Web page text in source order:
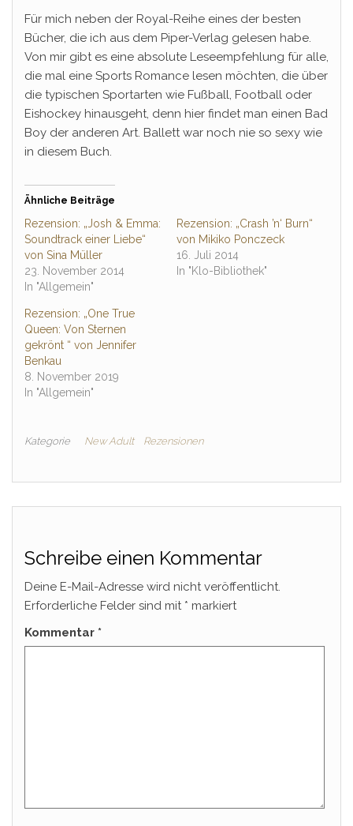
Für mich neben der Royal-Reihe eines der besten
Bücher, die ich aus dem Piper-Verlag gelesen habe.
Von mir gibt es eine absolute Leseempfehlung für alle,
die mal eine Sports Romance lesen möchten, die über
die typischen Sportarten wie Fußball, Football oder
Eishockey hinausgeht, denn hier findet man einen Bad
Boy der anderen Art. Ballett war noch nie so sexy wie
in diesem Buch.
Ähnliche Beiträge
Rezension: „Josh & Emma:
Soundtrack einer Liebe“
von Sina Müller
23. November 2014
In "Allgemein"
Rezension: „Crash ’n‘ Burn“
von Mikiko Ponczeck
16. Juli 2014
In "Klo-Bibliothek"
Rezension: „One True
Queen: Von Sternen
gekrönt “ von Jennifer
Benkau
8. November 2019
In "Allgemein"
Kategorie New Adult Rezensionen
Schreibe einen Kommentar
Deine E-Mail-Adresse wird nicht veröffentlicht.
Erforderliche Felder sind mit * markiert
Kommentar *